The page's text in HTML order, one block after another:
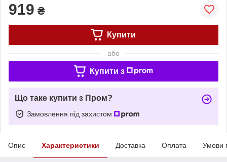
919 ₴
Купити
або
Купити з
Що таке купити з Пром?
Замовлення під захистом
Опис Характеристики Доставка Оплата Умови